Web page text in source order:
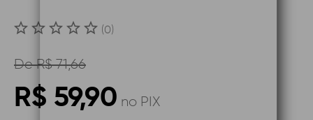
(0)
DeR$ 71,66
R$ 59,90 no PIX